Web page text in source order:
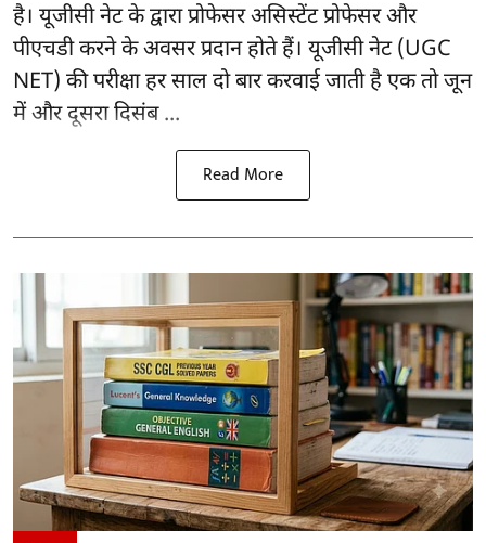
है। यूजीसी नेट के द्वारा प्रोफेसर असिस्टेंट प्रोफेसर और
पीएचडी करने के अवसर प्रदान होते हैं। यूजीसी नेट (UGC
NET) की परीक्षा हर साल दो बार करवाई जाती है एक तो जून
में और दूसरा दिसंब ...
Read More